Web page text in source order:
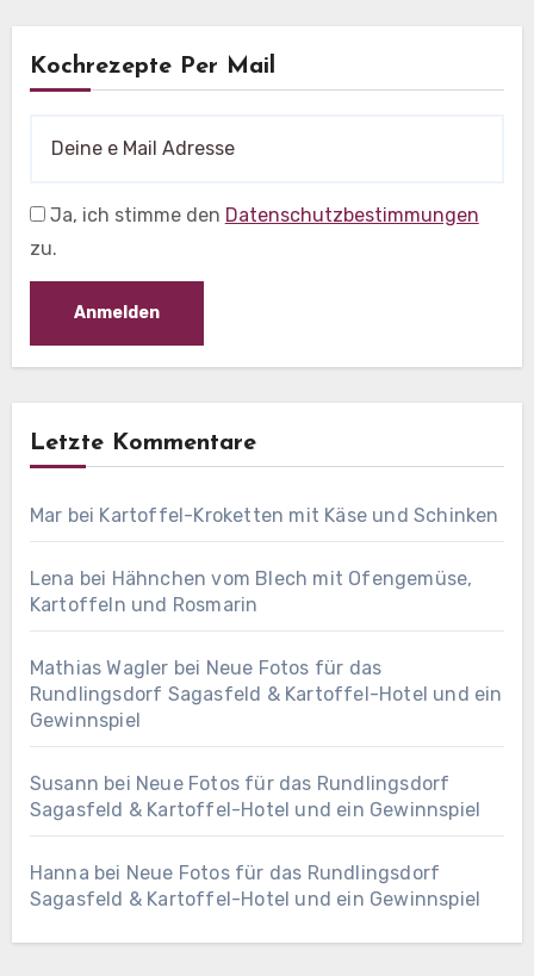
Kochrezepte Per Mail
Ja, ich stimme den Datenschutzbestimmungen
zu.
Letzte Kommentare
Mar bei Kartoffel-Kroketten mit Käse und Schinken
Lena bei Hähnchen vom Blech mit Ofengemüse,
Kartoffeln und Rosmarin
Mathias Wagler bei Neue Fotos für das
Rundlingsdorf Sagasfeld & Kartoffel-Hotel und ein
Gewinnspiel
Susann bei Neue Fotos für das Rundlingsdorf
Sagasfeld & Kartoffel-Hotel und ein Gewinnspiel
Hanna bei Neue Fotos für das Rundlingsdorf
Sagasfeld & Kartoffel-Hotel und ein Gewinnspiel